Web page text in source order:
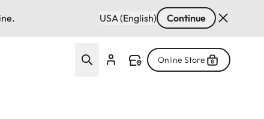
USA (English) Continue
Online Store